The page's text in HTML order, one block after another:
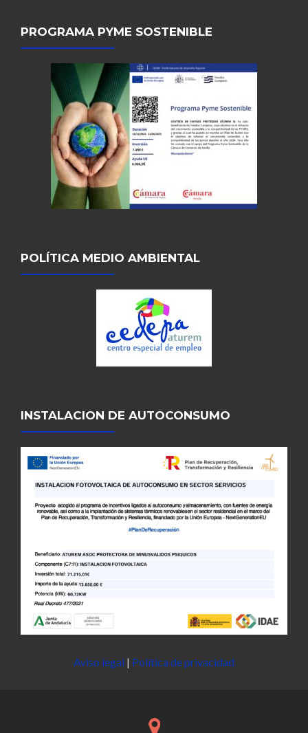
PROGRAMA PYME SOSTENIBLE
POLÍTICA MEDIO AMBIENTAL
INSTALACION DE AUTOCONSUMO
Aviso legal | Política de privacidad